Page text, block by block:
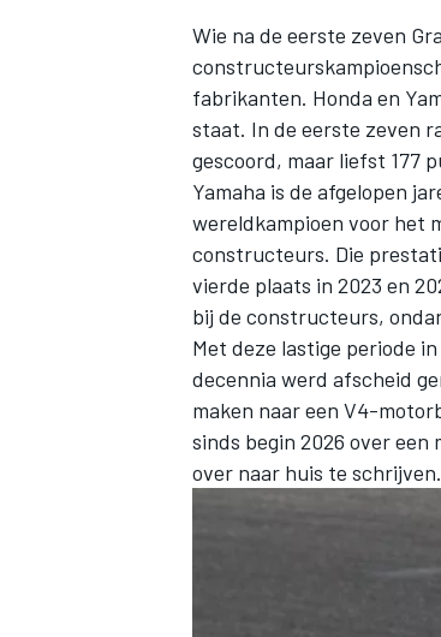
Wie na de eerste zeven
fabrikanten. Honda en
staat. In de eerste zeven
gescoord, maar liefst 177
Yamaha is de afgelopen
wereldkampioen voor het
constructeurs. Die
vierde plaats in 2023 en
bij de constructeurs,
Met deze lastige periode
decennia werd afscheid
maken naar een V4-
sinds begin 2026 over
over naar huis te schrijven.